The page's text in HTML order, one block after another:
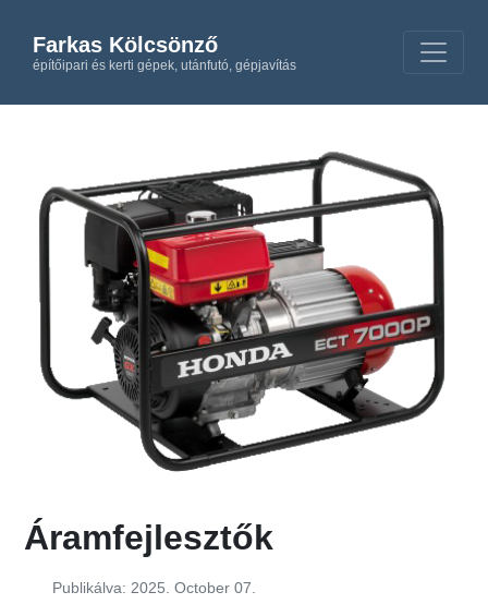
Farkas Kölcsönző
építőipari és kerti gépek, utánfutó, gépjavítás
Áramfejlesztők
Publikálva: 2025. October 07.